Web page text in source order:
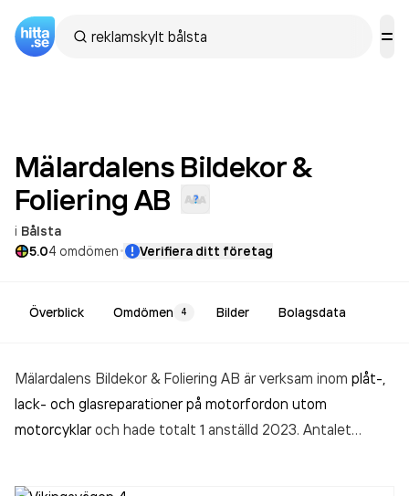
Mälardalens Bildekor &
Foliering AB
i Bålsta
5.04 omdömen· Verifiera ditt företag
Överblick Omdömen 4 Bilder Bolagsdata
Mälardalens Bildekor & Foliering AB är verksam inom plåt-,
lack- och glasreparationer på motorfordon utom
motorcyklaroch hade totalt 1 anställd 2023. Antalet